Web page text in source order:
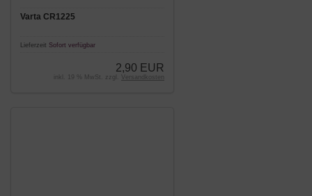
Varta CR1225
Lieferzeit Sofort verfügbar
2,90 EUR
inkl. 19 % MwSt. zzgl. Versandkosten